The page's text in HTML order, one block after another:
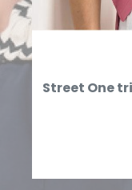
Street One